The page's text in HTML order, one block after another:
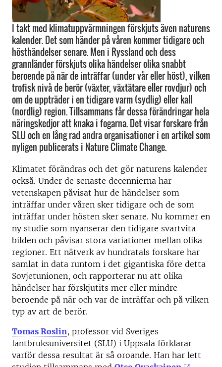
I takt med klimatuppvärmningen förskjuts även naturens
kalender. Det som händer på våren kommer tidigare och
hösthändelser senare. Men i Ryssland och dess
grannländer förskjuts olika händelser olika snabbt
beroende på när de inträffar (under vår eller höst), vilken
trofisk nivå de berör (växter, växtätare eller rovdjur) och
om de uppträder i en tidigare varm (sydlig) eller kall
(nordlig) region. Tillsammans får dessa förändringar hela
näringskedjor att knaka i fogarna. Det visar forskare från
SLU och en lång rad andra organisationer i en artikel som
nyligen publicerats i Nature Climate Change.
Klimatet förändras och det gör naturens kalender
också. Under de senaste decennierna har
vetenskapen påvisat hur de händelser som
inträffar under våren sker tidigare och de som
inträffar under hösten sker senare. Nu kommer en
ny studie som nyanserar den tidigare svartvita
bilden och påvisar stora variationer mellan olika
regioner. Ett nätverk av hundratals forskare har
samlat in data runtom i det gigantiska före detta
Sovjetunionen, och rapporterar nu att olika
händelser har förskjutits mer eller mindre
beroende på när och var de inträffar och på vilken
typ av art de berör.
Tomas Roslin, professor vid Sveriges
lantbruksuniversitet (SLU) i Uppsala förklarar
varför dessa resultat är så oroande. Han har lett